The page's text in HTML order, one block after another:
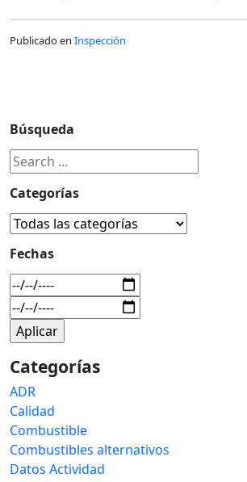
Publicado en Inspección
Búsqueda
Categorías
Fechas
Categorías
ADR
Calidad
Combustible
Combustibles alternativos
Datos Actividad